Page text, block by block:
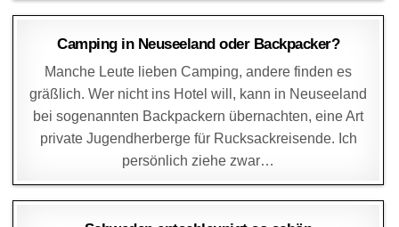
DAGMAR 12. SEPTEMBER 2014
Camping in Neuseeland oder Backpacker?
Manche Leute lieben Camping, andere finden es
gräßlich. Wer nicht ins Hotel will, kann in Neuseeland
bei sogenannten Backpackern übernachten, eine Art
private Jugendherberge für Rucksackreisende. Ich
persönlich ziehe zwar…
DAGMAR 28. AUGUST 2014